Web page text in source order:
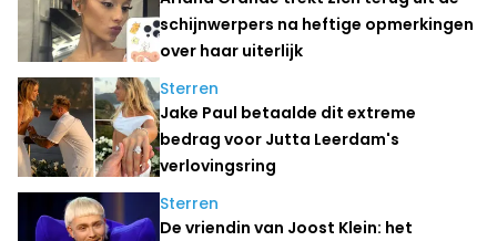
schijnwerpers na heftige opmerkingen
over haar uiterlijk
Sterren
Jake Paul betaalde dit extreme
bedrag voor Jutta Leerdam's
verlovingsring
Sterren
De vriendin van Joost Klein: het